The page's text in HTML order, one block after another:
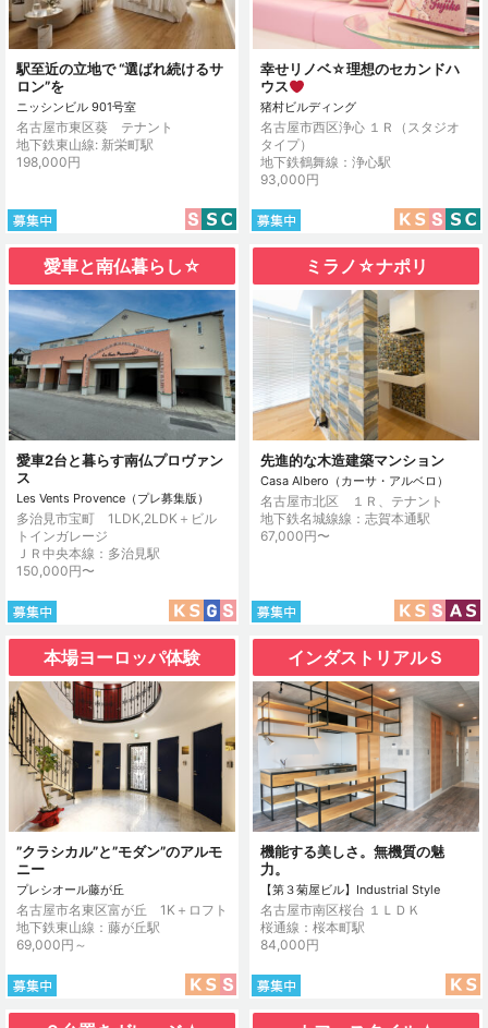
駅至近の立地で “選ばれ続けるサ
ロン”を
ニッシンビル 901号室
名古屋市東区葵 テナント
地下鉄東山線: 新栄町駅
198,000円
幸せリノベ☆理想のセカンドハ
ウス
猪村ビルディング
名古屋市西区浄心 １Ｒ（スタジオ
タイプ）
地下鉄鶴舞線：浄心駅
93,000円
愛車と南仏暮らし☆
愛車2台と暮らす南仏プロヴァン
ス
Les Vents Provence（プレ募集版）
多治見市宝町 1LDK,2LDK＋ビル
トインガレージ
ＪＲ中央本線：多治見駅
150,000円〜
ミラノ☆ナポリ
先進的な木造建築マンション
Casa Albero（カーサ・アルベロ）
名古屋市北区 １Ｒ、テナント
地下鉄名城線線：志賀本通駅
67,000円〜
本場ヨーロッパ体験
”クラシカル”と”モダン”のアルモ
ニー
プレシオール藤が丘
名古屋市名東区富が丘 1K＋ロフト
地下鉄東山線：藤が丘駅
69,000円～
インダストリアルＳ
機能する美しさ。無機質の魅
力。
【第３菊屋ビル】Industrial Style
名古屋市南区桜台 １ＬＤＫ
桜通線：桜本町駅
84,000円